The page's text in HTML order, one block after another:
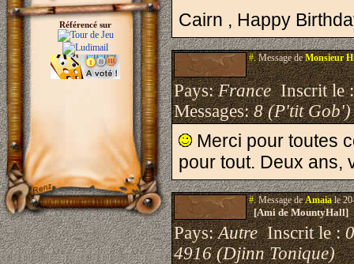
Référencé sur
Cairn , Happy
#.Message deMonsieur
Pays:FranceInscrit le
Messages:8 (P'tit Gob')
Merci pour toutes
pour tout. Deux ans,
#.Message deAmaiale
[Ami de MountyHall]
Pays:AutreInscrit le :
4916 (Djinn Tonique)